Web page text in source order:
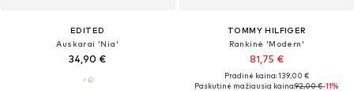
EDITED
Auskarai 'Nia'
34,90 €
TOMMY HILFIGER
Rankinė 'Modern'
81,75 €
Pradinė kaina: 139,00 €
Paskutinė mažiausia kaina:92,00 €-11%